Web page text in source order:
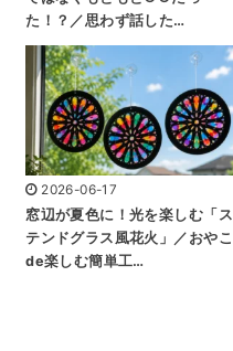
た！？／思わず話した…
2026-06-17
窓辺が夏色に！光を楽しむ「ス
テンドグラス風花火」／おやこ
de楽しむ簡単工…